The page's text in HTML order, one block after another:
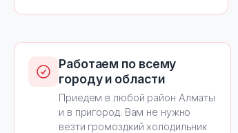
Работаем по всему
городу и области
Приедем в любой район Алматы
и в пригород. Вам не нужно
везти громоздкий холодильник